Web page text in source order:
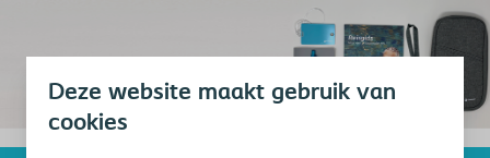
Deze website maakt gebruik van
cookies